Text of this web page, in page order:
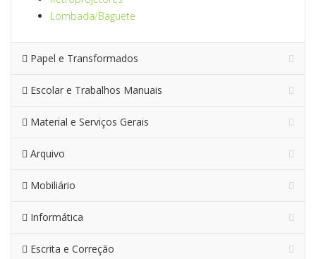
Lombada/Baguete
Papel e Transformados
Escolar e Trabalhos Manuais
Material e Serviços Gerais
Arquivo
Mobiliário
Informática
Escrita e Correção